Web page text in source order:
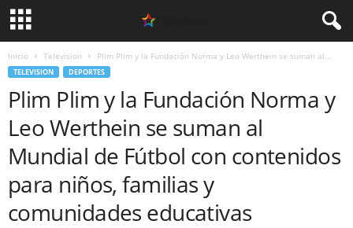
Inicio Television Plim Plim y la Fundación Norma y Leo Werthein se suman al...
TELEVISION DEPORTES
Plim Plim y la Fundación Norma y
Leo Werthein se suman al
Mundial de Fútbol con contenidos
para niños, familias y
comunidades educativas